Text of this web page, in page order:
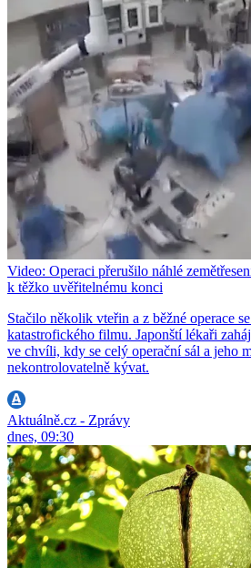
Video: Operaci přerušilo náhlé
k těžko uvěřitelnému konci
Stačilo několik vteřin a z běžné operace
katastrofického filmu. Japonští lékaři
ve chvíli, kdy se celý operační sál a jeho
nekontrolovatelně kývat.
Aktuálně.cz - Zprávy
dnes, 09:30